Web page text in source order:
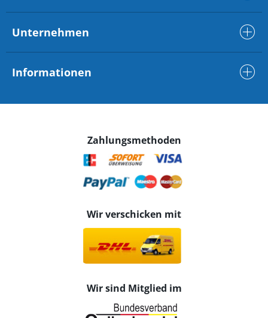
Unternehmen
Informationen
Zahlungsmethoden
Wir verschicken mit
Wir sind Mitglied im